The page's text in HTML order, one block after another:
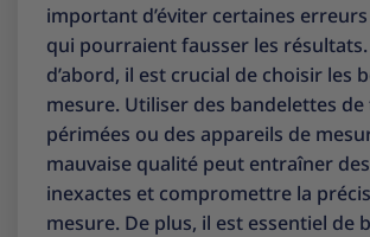
important d’éviter certaines
qui pourraient fausser les
d’abord, il est crucial de choisir les
mesure. Utiliser des bandelettes de
périmées ou des appareils de
mauvaise qualité peut entraîner
inexactes et compromettre la
mesure. De plus, il est essentiel de